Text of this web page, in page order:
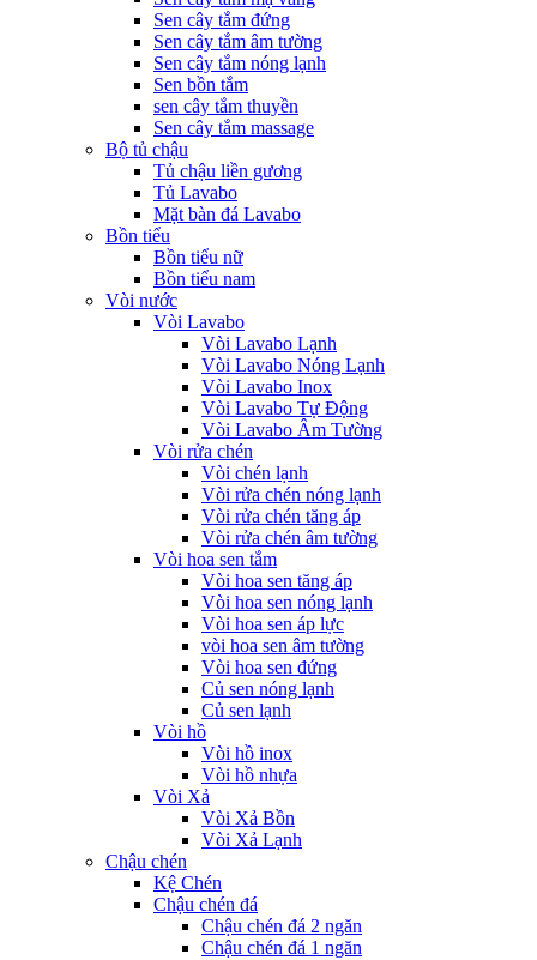
Sen cây tắm đứng
Sen cây tắm âm tường
Sen cây tắm nóng lạnh
Sen bồn tắm
sen cây tắm thuyền
Sen cây tắm massage
Bộ tủ chậu
Tủ chậu liền gương
Tủ Lavabo
Mặt bàn đá Lavabo
Bồn tiểu
Bồn tiểu nữ
Bồn tiểu nam
Vòi nước
Vòi Lavabo
Vòi Lavabo Lạnh
Vòi Lavabo Nóng Lạnh
Vòi Lavabo Inox
Vòi Lavabo Tự Động
Vòi Lavabo Âm Tường
Vòi rửa chén
Vòi chén lạnh
Vòi rửa chén nóng lạnh
Vòi rửa chén tăng áp
Vòi rửa chén âm tường
Vòi hoa sen tắm
Vòi hoa sen tăng áp
Vòi hoa sen nóng lạnh
Vòi hoa sen áp lực
vòi hoa sen âm tường
Vòi hoa sen đứng
Củ sen nóng lạnh
Củ sen lạnh
Vòi hồ
Vòi hồ inox
Vòi hồ nhựa
Vòi Xả
Vòi Xả Bồn
Vòi Xả Lạnh
Chậu chén
Kệ Chén
Chậu chén đá
Chậu chén đá 2 ngăn
Chậu chén đá 1 ngăn